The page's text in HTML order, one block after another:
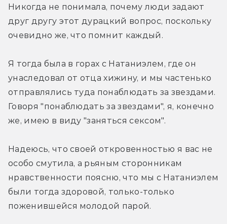
Никогда не понимала, почему люди задают
друг другу этот дурацкий вопрос, поскольку
очевидно же, что помнит каждый.
Я тогда была в горах с Натаниэлем, где он
унаследовал от отца хижину, и мы частенько
отправлялись туда понаблюдать за звездами.
Говоря "понаблюдать за звездами", я, конечно
же, имею в виду "заняться сексом".
Надеюсь, что своей откровенностью я вас не
особо смутила, а рьяным сторонникам
нравственности поясню, что мы с Натаниэлем
были тогда здоровой, только-только
поженившейся молодой парой.